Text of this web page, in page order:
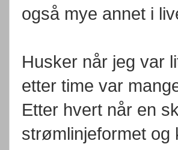
også mye annet i
Husker når jeg var
etter time var
Etter hvert når en
strømlinjeformet og